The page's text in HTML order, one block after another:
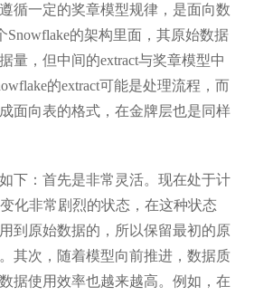
循一定的奖章模型规律，是面向数
的架构里面，其原始数据
量，但中间的extract与奖章模型中
的extract可能是处理流程，而
面向表的格式，在金牌层也是同样
下：首先是非常灵活。现在处于计
化非常剧烈的状态，在这种状态
到原始数据的，所以保留最初的原
其次，随着模型向前推进，数据质
据使用效率也越来越高。例如，在